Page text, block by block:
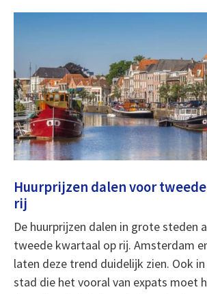
Huurprijzen dalen voor
rij
De huurprijzen dalen in grote steden
tweede kwartaal op rij. Amsterdam
laten deze trend duidelijk zien. Ook
stad die het vooral van expats moet